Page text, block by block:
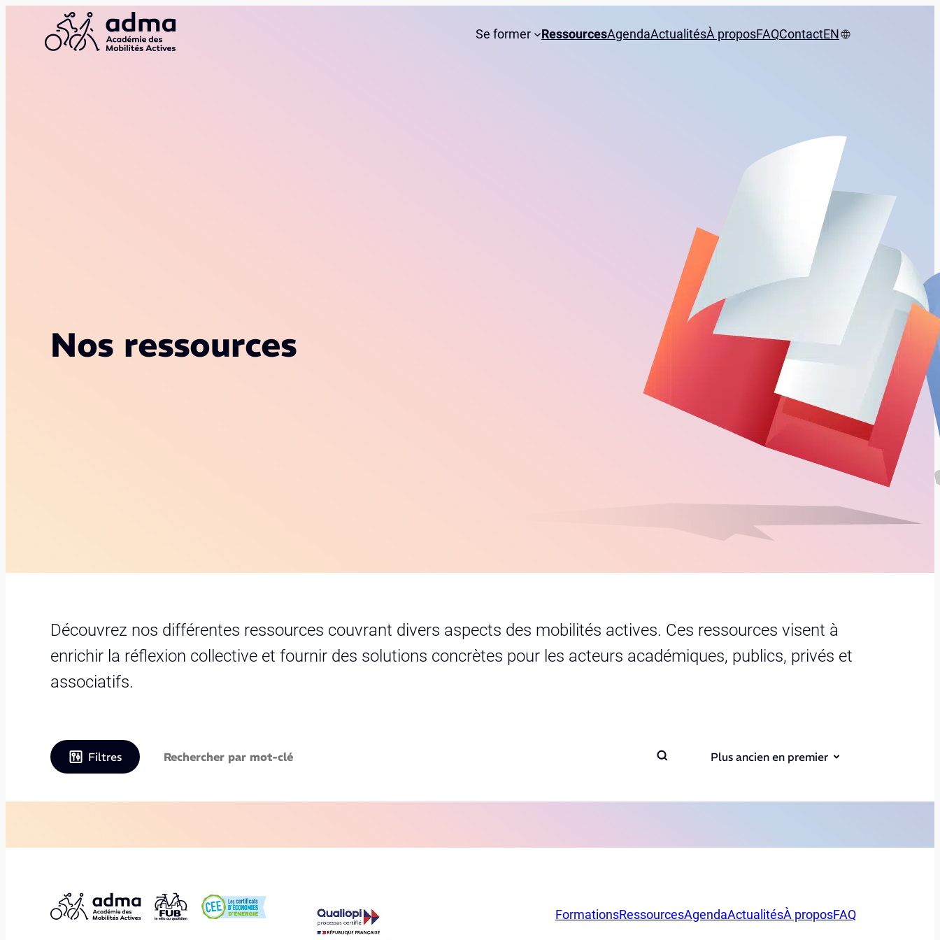
Se former RessourcesAgendaActualitésÀ proposFAQContactEN
Nos ressources
Découvrez nos différentes ressources couvrant divers aspects des mobilités actives. Ces ressources visent à
enrichir la réflexion collective et fournir des solutions concrètes pour les acteurs académiques, publics, privés et
associatifs.
Filtres Plus ancien en premier
FormationsRessourcesAgendaActualitésÀ proposFAQ